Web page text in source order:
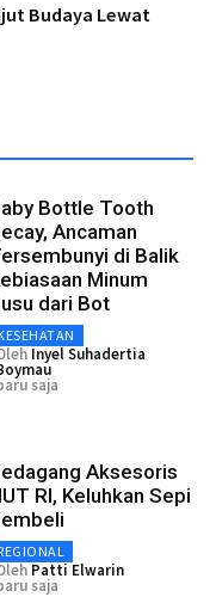
Budaya Lewat
Bottle Tooth
Ancaman
di Balik
Minum
dari Bot
Inyel Suhadertia
saja
Aksesoris
RI, Keluhkan Sepi
Patti Elwarin
saja